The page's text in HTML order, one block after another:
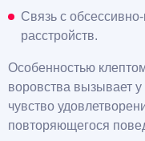
Связь с
расстройств.
Особенностью
воровства вызывает
чувство
повторяющегося